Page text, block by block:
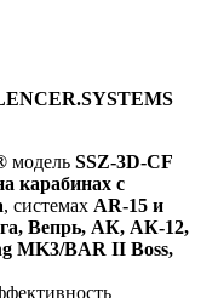
модель SSZ-3D-CF
карабинах с
, системах AR-15 и
Вепрь, АК, АК-12,
MK3/BAR II Boss,